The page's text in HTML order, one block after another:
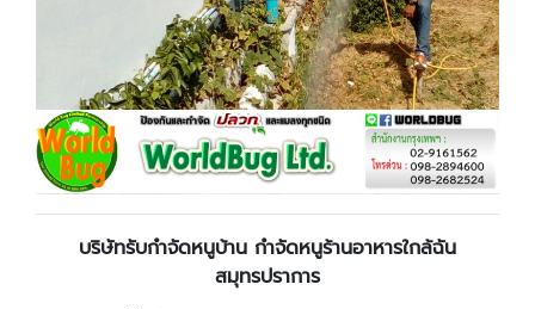
บริษัทรับกำจัดหนูบ้าน กำจัดหนูร้านอาหารใกล้ฉัน
สมุทรปราการ